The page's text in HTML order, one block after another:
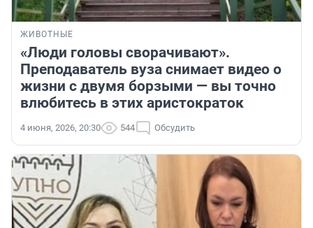
ЖИВОТНЫЕ
«Люди головы сворачивают».
Преподаватель вуза снимает видео о
жизни с двумя борзыми — вы точно
влюбитесь в этих аристократок
4 июня, 2026, 20:30 544 Обсудить